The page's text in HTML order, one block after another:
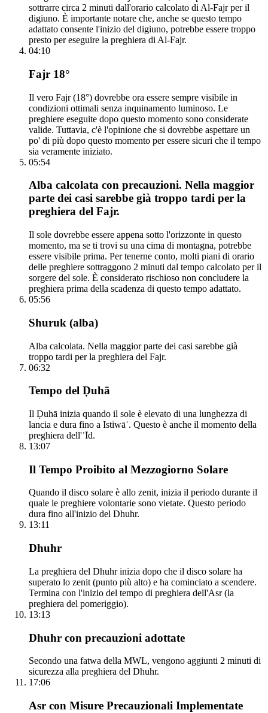
sottrarre circa 2 minuti dall'orario calcolato di Al-Fajr per il
digiuno. È importante notare che, anche se questo tempo
adattato consente l'inizio del digiuno, potrebbe essere troppo
presto per eseguire la preghiera di Al-Fajr.
04:10
Fajr 18°
Il vero Fajr (18°) dovrebbe ora essere sempre visibile in
condizioni ottimali senza inquinamento luminoso. Le
preghiere eseguite dopo questo momento sono considerate
valide. Tuttavia, c'è l'opinione che si dovrebbe aspettare un
po' di più dopo questo momento per essere sicuri che il tempo
sia veramente iniziato.
05:54
Alba calcolata con precauzioni. Nella maggior
parte dei casi sarebbe già troppo tardi per la
preghiera del Fajr.
Il sole dovrebbe essere appena sotto l'orizzonte in questo
momento, ma se ti trovi su una cima di montagna, potrebbe
essere visibile prima. Per tenerne conto, molti piani di orario
delle preghiere sottraggono 2 minuti dal tempo calcolato per il
sorgere del sole. È considerato rischioso non concludere la
preghiera prima della scadenza di questo tempo adattato.
05:56
Shuruk (alba)
Alba calcolata. Nella maggior parte dei casi sarebbe già
troppo tardi per la preghiera del Fajr.
06:32
Tempo del Ḍuhā
Il Ḍuhā inizia quando il sole è elevato di una lunghezza di
lancia e dura fino a Istiwāʾ. Questo è anche il momento della
preghiera dell'ʿĪd.
13:07
Il Tempo Proibito al Mezzogiorno Solare
Quando il disco solare è allo zenit, inizia il periodo durante il
quale le preghiere volontarie sono vietate. Questo periodo
dura fino all'inizio del Dhuhr.
13:11
Dhuhr
La preghiera del Dhuhr inizia dopo che il disco solare ha
superato lo zenit (punto più alto) e ha cominciato a scendere.
Termina con l'inizio del tempo di preghiera dell'Asr (la
preghiera del pomeriggio).
13:13
Dhuhr con precauzioni adottate
Secondo una fatwa della MWL, vengono aggiunti 2 minuti di
sicurezza alla preghiera del Dhuhr.
17:06
Asr con Misure Precauzionali Implementate